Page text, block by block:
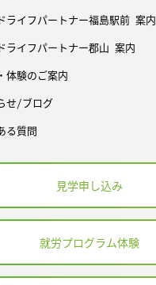
ライフパートナー福島駅前 案内
ライフパートナー郡山 案内
体験のご案内
せ/ブログ
る質問
見学申し込み
就労プログラム体験